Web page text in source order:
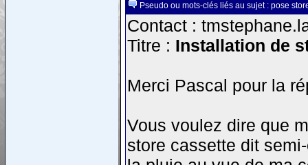
Pseudo ou mots-clés liés au sujet : pose
Contact :
Titre : Installation de
Merci Pascal pour la
Vous voulez dire que
store cassette dit